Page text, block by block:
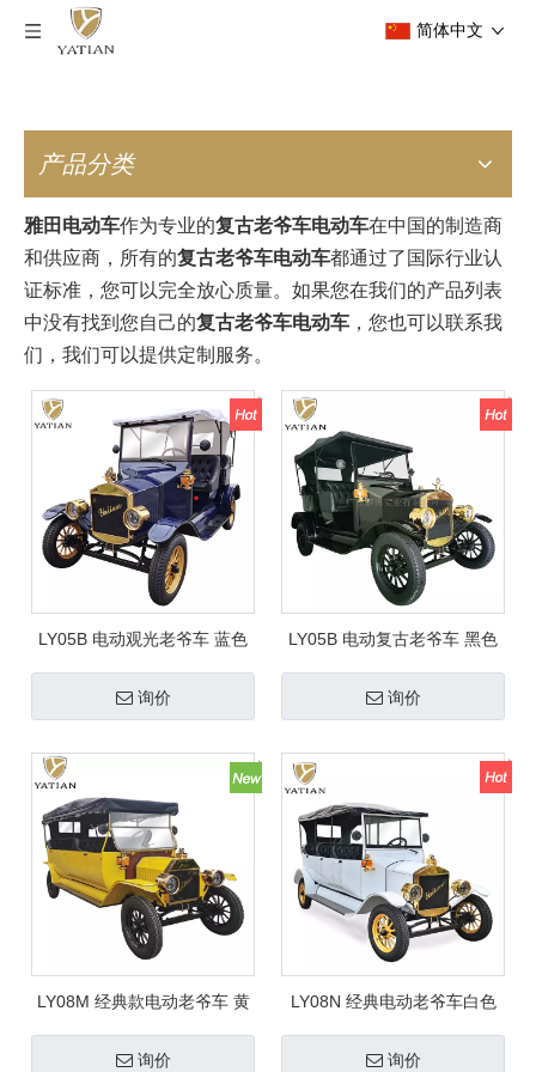
简体中文
产品分类
雅田电动车作为专业的复古老爷车电动车在中国的制造商
和供应商，所有的复古老爷车电动车都通过了国际行业认
证标准，您可以完全放心质量。如果您在我们的产品列表
中没有找到您自己的复古老爷车电动车 ，您也可以联系我
们，我们可以提供定制服务。
LY05B 电动观光老爷车 蓝色
询价
LY05B 电动复古老爷车 黑色
询价
LY08M 经典款电动老爷车 黄
询价
LY08N 经典电动老爷车白色
询价